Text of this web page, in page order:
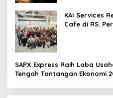
KAI Services
Cafe di RS.
SAPX Express Raih Laba
Tengah Tantangan Ekonomi